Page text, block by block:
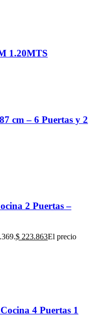
1.20MTS
cm – 6 Puertas y 2
2 Puertas –
$ 223.863El precio
4 Puertas 1